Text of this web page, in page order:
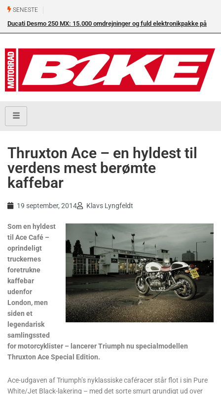
SENESTE
Ducati Desmo 250 MX: 15.000 omdrejninger og fuld elektronikpakke på
Thruxton Ace – en hyldest til
verdens mest berømte
kaffebar
19 september, 2014 Klavs Lyngfeldt
Som en hyldest
til Ace Café –
oprindeligt
truckernes
foretrukne
kaffebar
udenfor
London, men
siden et
legendarisk
samlingssted
for motorcyklister – lancerer Triumph nu specialmodellen
Thruxton Ace Special Edition.
Ace-udgaven af Triumph’s nyklassiske caféracer står flot i sin Pure
White/Jet Black-lakering – med det sorte smurt grundigt ud over